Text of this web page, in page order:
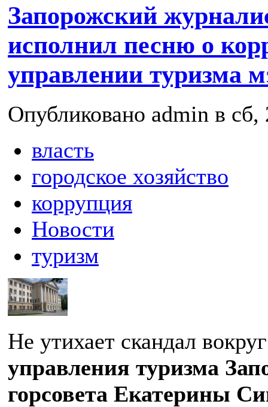
Запорожский
исполнил песню о
управлении туризма
Опубликовано admin в
власть
городское хозяйство
коррупция
Новости
туризм
Не утихает скандал вокруг
управления туризма
горсовета Екатерины